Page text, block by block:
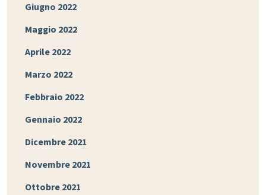
Giugno 2022
Maggio 2022
Aprile 2022
Marzo 2022
Febbraio 2022
Gennaio 2022
Dicembre 2021
Novembre 2021
Ottobre 2021